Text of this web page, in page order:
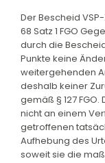
Der Bescheid VSP-
68 Satz 1 FGO
durch die
Punkte keine
weitergehenden
deshalb keiner
gemäß § 127
nicht an einem
getroffenen
Aufhebung des
soweit sie die